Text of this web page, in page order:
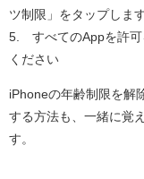
ツ制限」をタップしま
5. すべてのAppを許可
ください
iPhoneの年齢制限を解
する方法も、一緒に覚
す。